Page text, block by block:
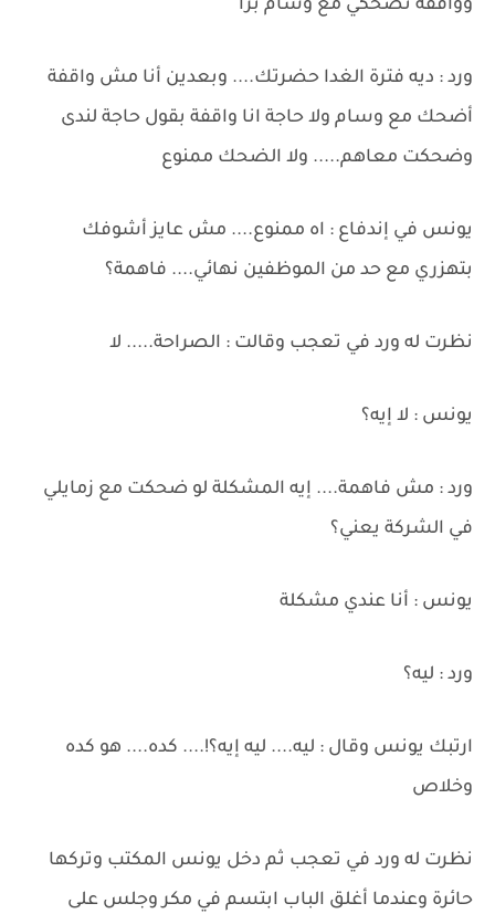
وواقفة تضحكي مع وسام برا
ورد : ديه فترة الغدا حضرتك.... وبعدين أنا مش واقفة
أضحك مع وسام ولا حاجة انا واقفة بقول حاجة لندى
وضحكت معاهم..... ولا الضحك ممنوع
يونس في إندفاع : اه ممنوع.... مش عايز أشوفك
بتهزري مع حد من الموظفين نهائي.... فاهمة؟
نظرت له ورد في تعجب وقالت : الصراحة..... لا
يونس : لا إيه؟
ورد : مش فاهمة.... إيه المشكلة لو ضحكت مع زمايلي
في الشركة يعني؟
يونس : أنا عندي مشكلة
ورد : ليه؟
ارتبك يونس وقال : ليه.... ليه إيه؟!.... كده.... هو كده
وخلاص
نظرت له ورد في تعجب ثم دخل يونس المكتب وتركها
حائرة وعندما أغلق الباب ابتسم في مكر وجلس على